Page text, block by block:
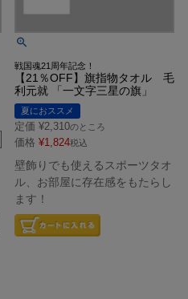
戦国魂21周年記念！
【21％OFF】旗指物タオル 毛
利元就 「一文字三星の旗」
夏におススメ
定価 ¥2,310のところ
価格 ¥1,824税込
壁飾りでも使えるスポーツタオ
ル、お部屋に存在感をもたらし
ます！